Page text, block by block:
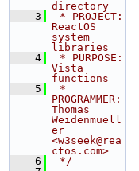
directory
    3
* PROJECT:
ReactOS
system
libraries
    4
* PURPOSE:
Vista
functions
    5
*
PROGRAMMER:
Thomas
Weidenmuell
er
<w3seek@rea
ctos.com>
    6
*/